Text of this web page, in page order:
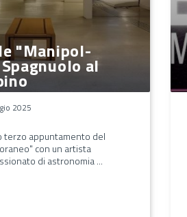
"Manipol-
al
2025
terzo appuntamento del
con un artista
di astronomia ...